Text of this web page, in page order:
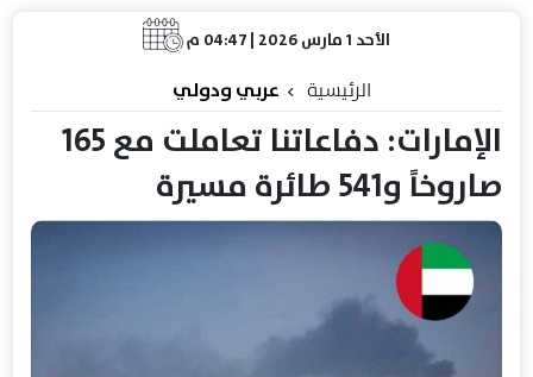
الأحد 1 مارس 2026 | 04:47 م
الرئيسية عربي ودولي
الإمارات: دفاعاتنا تعاملت مع 165
صاروخاً و541 طائرة مسيرة